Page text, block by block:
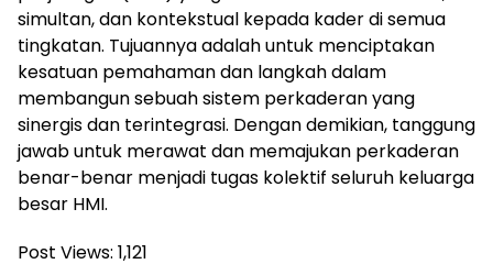
simultan, dan kontekstual kepada kader di semua
tingkatan. Tujuannya adalah untuk menciptakan
kesatuan pemahaman dan langkah dalam
membangun sebuah sistem perkaderan yang
sinergis dan terintegrasi. Dengan demikian, tanggung
jawab untuk merawat dan memajukan perkaderan
benar-benar menjadi tugas kolektif seluruh keluarga
besar HMI.
Post Views: 1,121